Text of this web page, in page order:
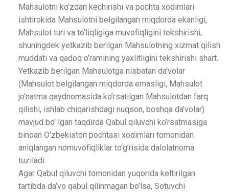
Mahsulotni ko’zdan kechirishi va pochta xodimlari
ishtirokida Mahsulotni belgilangan miqdorda ekanligi,
Mahsulot turi va to’liqligiga muvofiqligini tekshirishi,
shuningdek yetkazib berilgan Mahsulotning xizmat qilish
muddati va qadoq o’ramining yaxlitligini tekshirishi shart.
Yetkazib berilgan Mahsulotga nisbatan da’volar
(Mahsulot belgilangan miqdorda emasligi, Mahsulot
jo’natma qaydnomasida ko’rsatilgan Mahsulotdan farq
qilishi, ishlab chiqarishdagi nuqson, boshqa da’volar)
mavjud bo’ lgan taqdirda Qabul qiluvchi ko’rsatmasiga
binoan O’zbekiston pochtasi xodimlari tomonidan
aniqlangan nomuvofiqliklar to’g’risida dalolatnoma
tuziladi.
Agar Qabul qiluvchi tomonidan yuqorida keltirilgan
tartibda da’vo qabul qilinmagan bo’lsa, Sotuvchi